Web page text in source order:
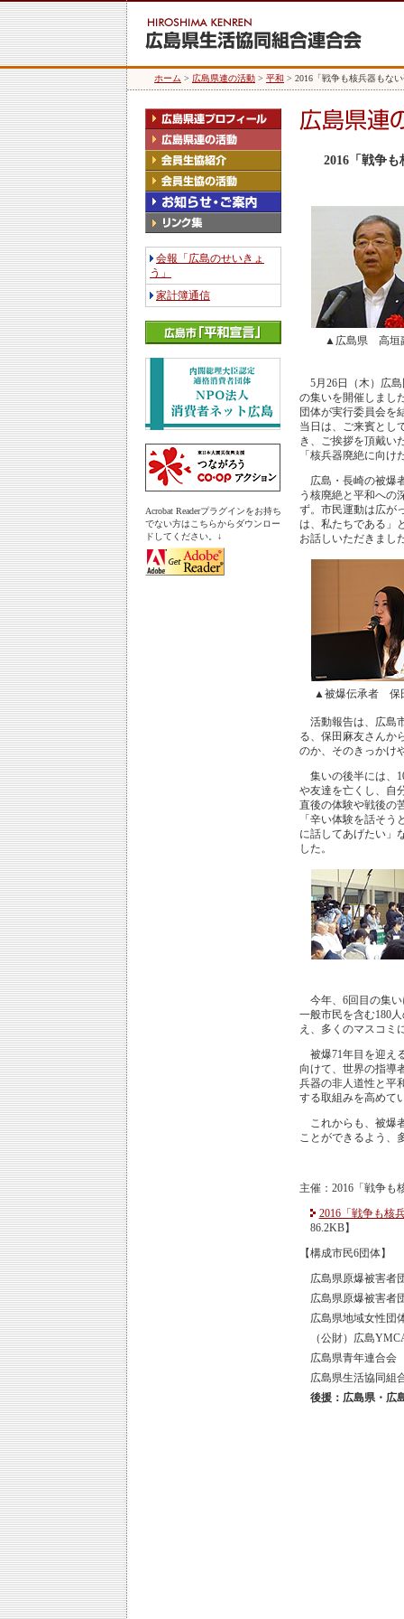
ホーム > 広島県連の活動 > 平和 > 2016「戦争も核兵器もな
会報「広島のせいきょ
う」
家計簿通信
Acrobat Readerプラグインをお持ち
でない方はこちらからダウンロー
ドしてください。↓
2016「戦争
▲広島県 高垣
5月26日（木）広島
の集いを開催しまし
団体が実行委員会を
当日は、ご来賓とし
き、ご挨拶を頂戴い
「核兵器廃絶に向
広島・長崎の被爆
う核廃絶と平和への
ず。市民運動は広が
は、私たちである」
お話しいただきまし
▲被爆伝承者 保
活動報告は、広島
る、保田麻友さんか
のか、そのきっかけ
集いの後半には、
や友達を亡くし、自
直後の体験や戦後の
「辛い体験を話そ
に話してあげたい」
した。
今年、6回目の集い
一般市民を含む180
え、多くのマスコミ
被爆71年目を迎え
向けて、世界の指導
兵器の非人道性と平
する取組みを高めて
これからも、被爆
ことができるよう、
主催：2016「戦争
2016「戦争も核
86.2KB】
【構成市民6団体】
広島県原爆被害者
広島県原爆被害者
広島県地域女性団
（公財）広島
広島県青年連合会
広島県生活協同組
後援：広島県・広